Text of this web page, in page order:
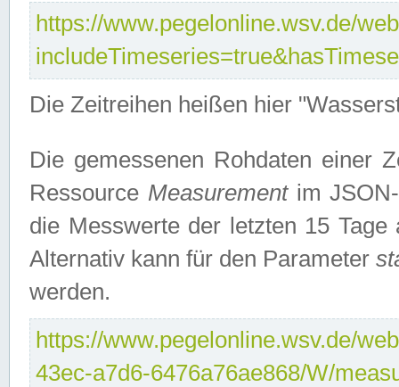
https://www.pegelonline.wsv.de/
Die Zeitreihen heißen hier
Die gemessenen Rohdaten einer
Ressource Measurementim JSON-
die Messwerte der letzten 15
Alternativ kann für den Parameter
werden.
https://www.pegelonline.wsv.de/
43ec-a7d6-6476a76ae868/W/